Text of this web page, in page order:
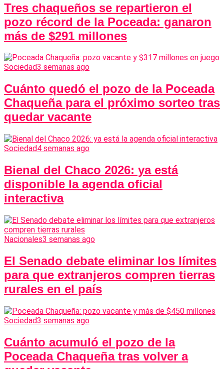
Tres chaqueños se repartieron el
pozo récord de la Poceada: ganaron
más de $291 millones
Sociedad3 semanas ago
Cuánto quedó el pozo de la Poceada
Chaqueña para el próximo sorteo tras
quedar vacante
Sociedad4 semanas ago
Bienal del Chaco 2026: ya está
disponible la agenda oficial
interactiva
Nacionales3 semanas ago
El Senado debate eliminar los límites
para que extranjeros compren tierras
rurales en el país
Sociedad3 semanas ago
Cuánto acumuló el pozo de la
Poceada Chaqueña tras volver a